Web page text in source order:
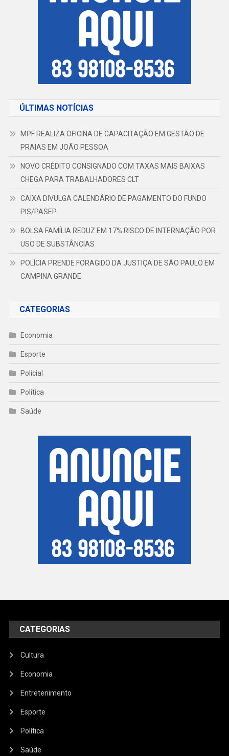
ÚLTIMAS NOTÍCIAS
MPF REALIZA OFICINA DE CAPACITAÇÃO EM GESTÃO DE
PRAIAS EM JOÃO PESSOA
NOVO CRÉDITO CONSIGNADO COM TAXAS MAIS BAIXAS
CHEGA PARA TRABALHADORES CLT
CAIXA DIVULGA CALENDÁRIO DE PAGAMENTO DO FUNDO
PIS/PASEP
BOLSA FAMÍLIA REDUZ EM 17% RISCO DE INTERNAÇÃO POR
USO DE SUBSTÂNCIAS
POLÍCIA PRENDE FORAGIDO DA JUSTIÇA DE SÃO PAULO EM
CAMPINA GRANDE
CATEGORIAS
Economia
Esporte
Policial
Política
Saúde
CATEGORIAS
Cultura
Economia
Entretenimento
Esporte
Política
Saúde